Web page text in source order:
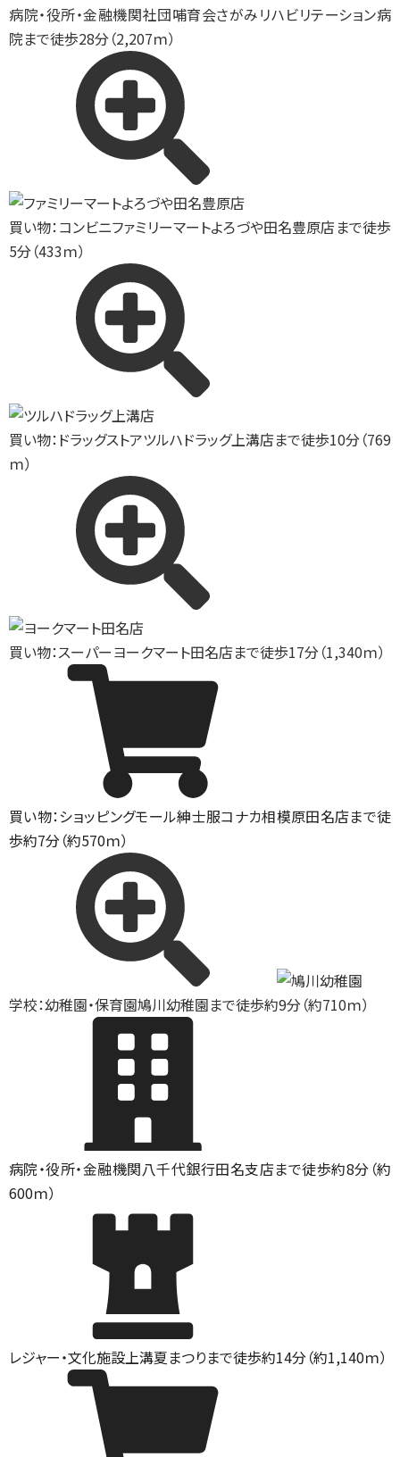
病院・役所・金融機関社団哺育会さがみリハビリテーション病
院まで徒歩28分（2,207ｍ）
買い物：コンビニファミリーマートよろづや田名豊原店まで徒歩
5分（433ｍ）
買い物：ドラッグストアツルハドラッグ上溝店まで徒歩10分（769
ｍ）
買い物：スーパーヨークマート田名店まで徒歩17分（1,340ｍ）
買い物：ショッピングモール紳士服コナカ相模原田名店まで徒
歩約7分（約570ｍ）
学校：幼稚園・保育園鳩川幼稚園まで徒歩約9分（約710ｍ）
病院・役所・金融機関八千代銀行田名支店まで徒歩約8分（約
600ｍ）
レジャー・文化施設上溝夏まつりまで徒歩約14分（約1,140ｍ）